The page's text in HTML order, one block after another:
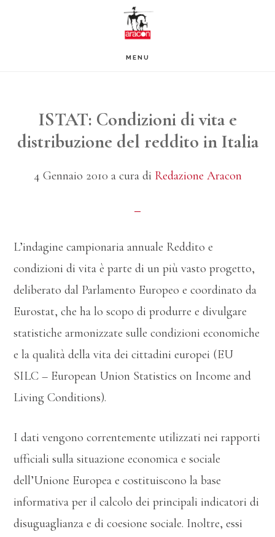
MENU
ISTAT: Condizioni di vita e
distribuzione del reddito in Italia
4 Gennaio 2010 a cura di Redazione Aracon
L’indagine campionaria annuale Reddito e
condizioni di vita è parte di un più vasto progetto,
deliberato dal Parlamento Europeo e coordinato da
Eurostat, che ha lo scopo di produrre e divulgare
statistiche armonizzate sulle condizioni economiche
e la qualità della vita dei cittadini europei (EU
SILC – European Union Statistics on Income and
Living Conditions).
I dati vengono correntemente utilizzati nei rapporti
ufficiali sulla situazione economica e sociale
dell’Unione Europea e costituiscono la base
informativa per il calcolo dei principali indicatori di
disuguaglianza e di coesione sociale. Inoltre, essi